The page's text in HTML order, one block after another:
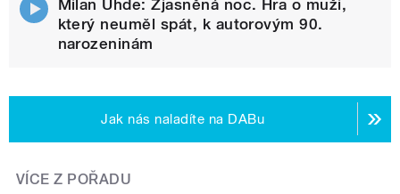
Milan Uhde: Zjasněná noc. Hra o muži,
který neuměl spát, k autorovým 90.
narozeninám
Jak nás naladíte na DABu
VÍCE Z POŘADU